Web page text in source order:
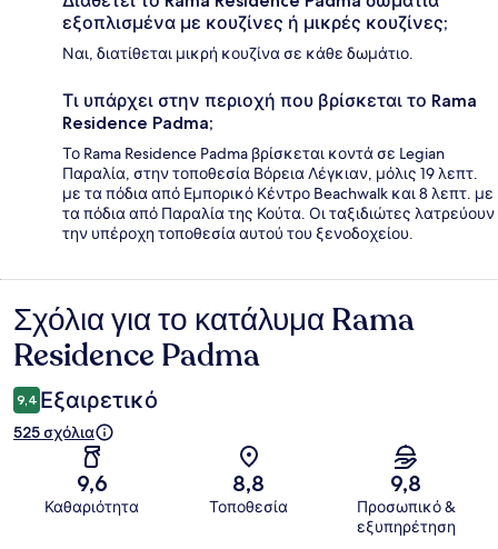
εξοπλισμένα με κουζίνες ή μικρές κουζίνες;
Ναι, διατίθεται μικρή κουζίνα σε κάθε δωμάτιο.
Τι υπάρχει στην περιοχή που βρίσκεται το Rama
Residence Padma;
Το Rama Residence Padma βρίσκεται κοντά σε Legian
Παραλία, στην τοποθεσία Βόρεια Λέγκιαν, μόλις 19 λεπτ.
με τα πόδια από Εμπορικό Κέντρο Beachwalk και 8 λεπτ. με
τα πόδια από Παραλία της Κούτα. Οι ταξιδιώτες λατρεύουν
την υπέροχη τοποθεσία αυτού του ξενοδοχείου.
Σχόλια
Σχόλια για το κατάλυμα Rama
Residence Padma
9,4 Εξαιρετικό
525 σχόλια
9,6
Καθαριότητα
8,8
Τοποθεσία
9,8
Προσωπικό &
εξυπηρέτηση